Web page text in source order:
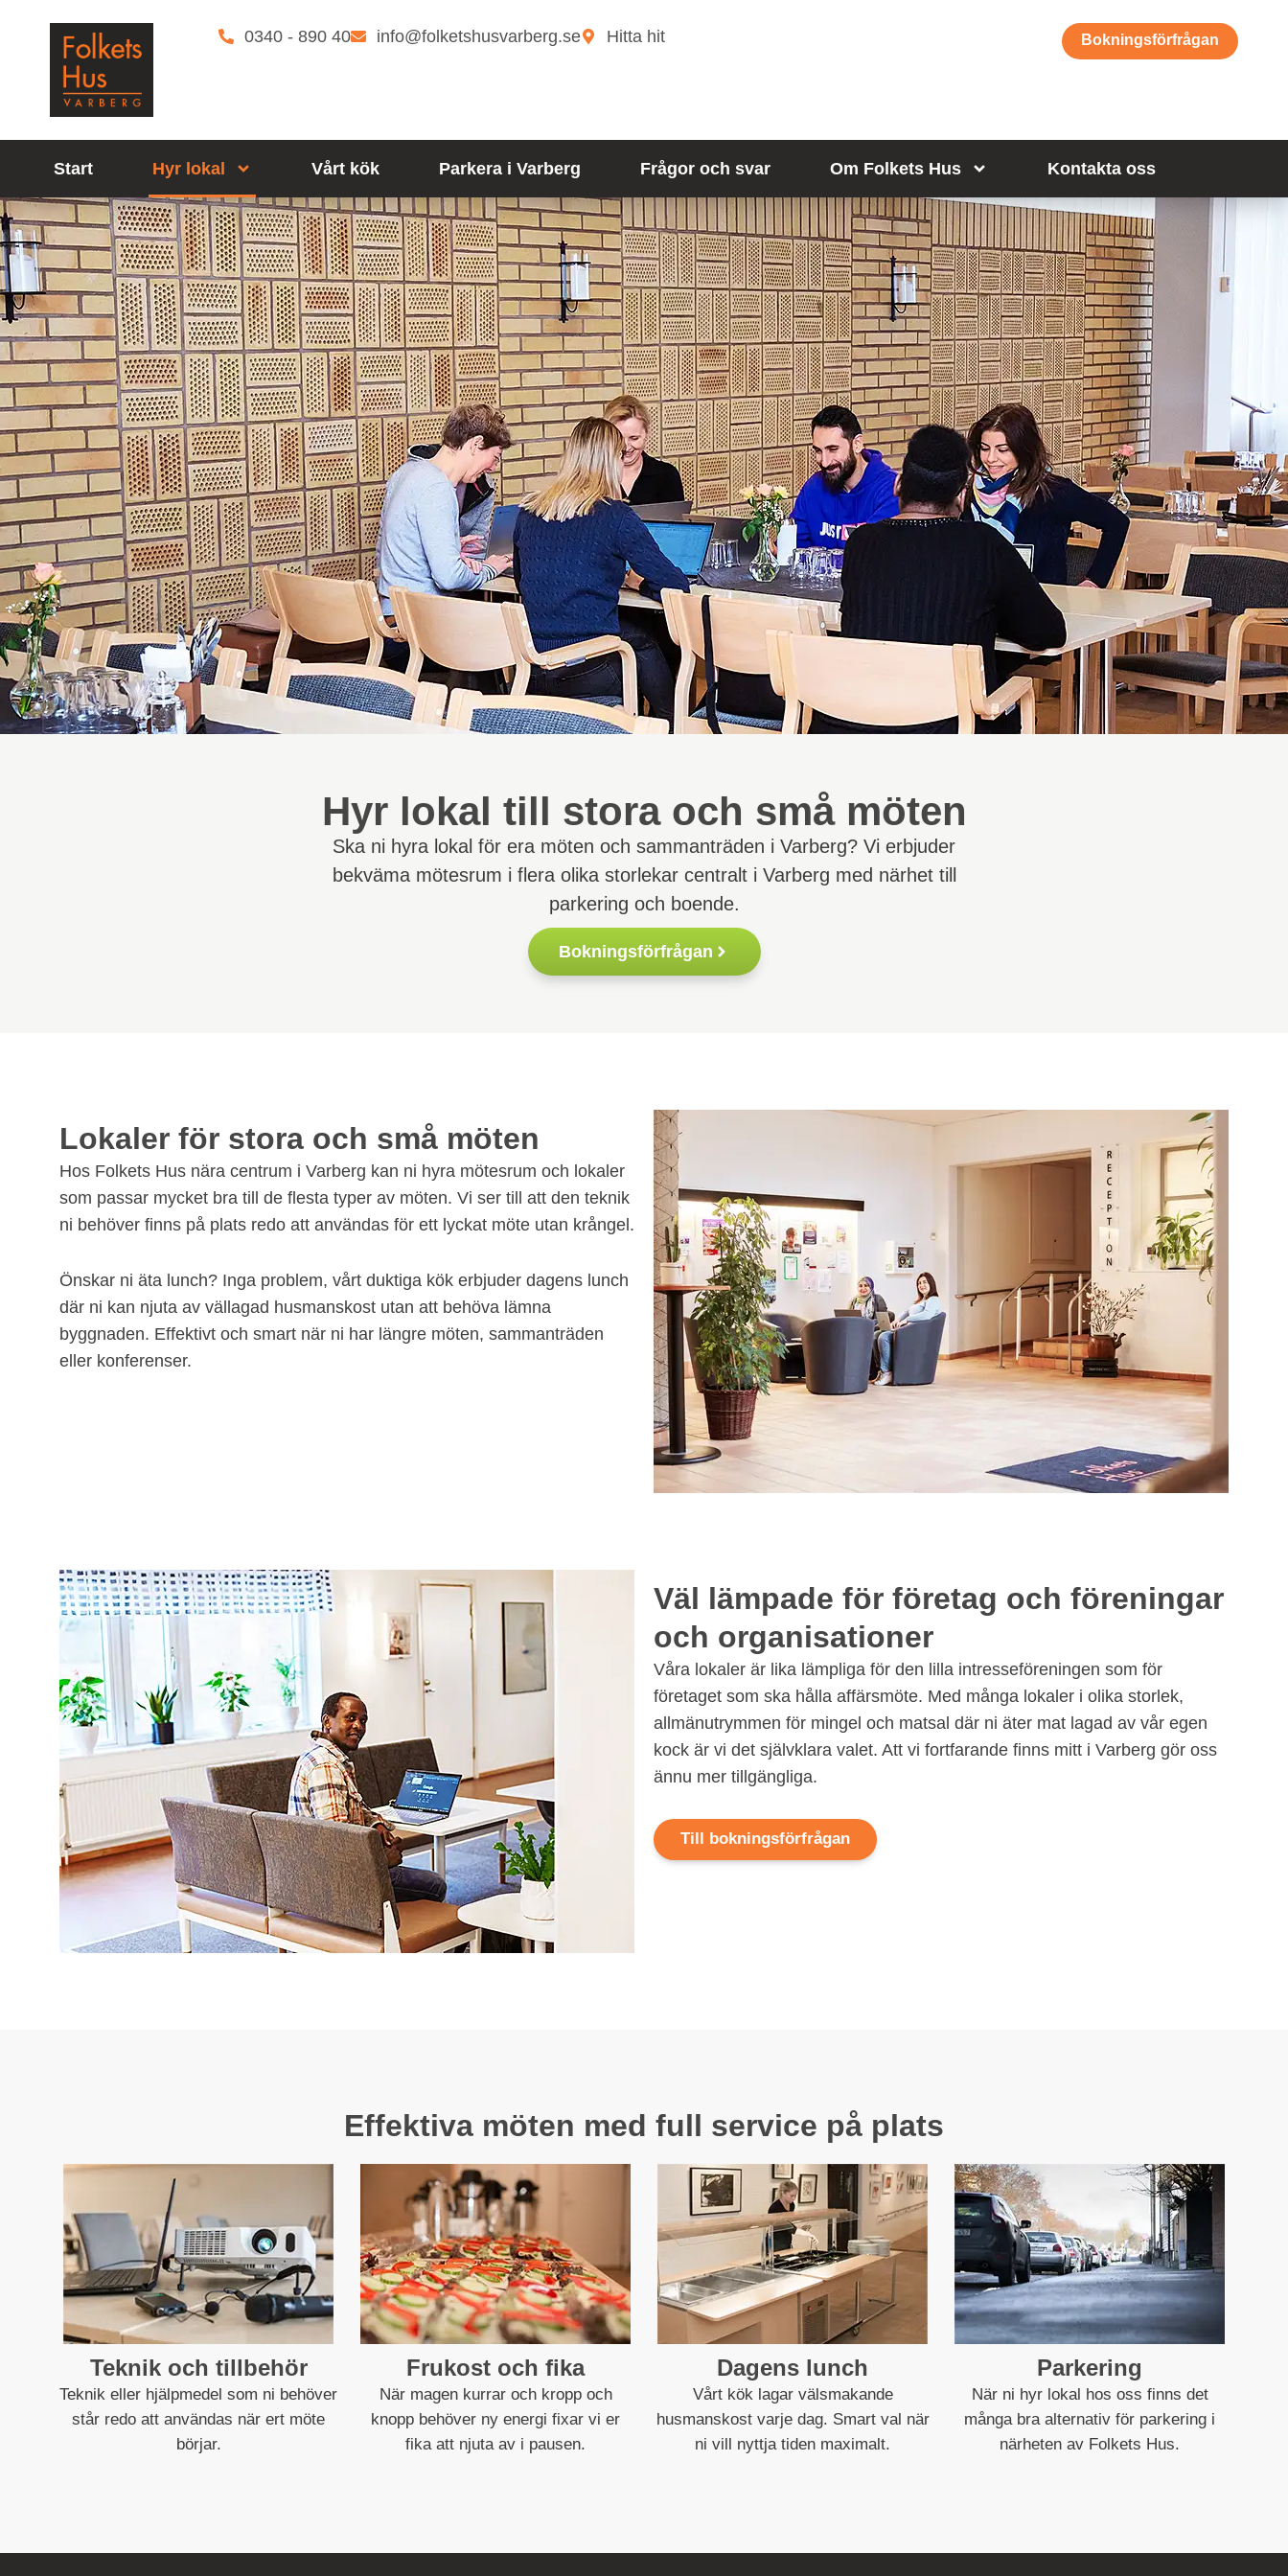
0340 - 890 40 info@folketshusvarberg.se Hitta hit Bokningsförfrågan
Start Hyr lokal Vårt kök Parkera i Varberg Frågor och svar Om Folkets Hus Kontakta oss
Hyr lokal till stora och små möten
Ska ni hyra lokal för era möten och sammanträden i Varberg? Vi erbjuder
bekväma mötesrum i flera olika storlekar centralt i Varberg med närhet till
parkering och boende.
Bokningsförfrågan
Lokaler för stora och små möten
Hos Folkets Hus nära centrum i Varberg kan ni hyra mötesrum och lokaler
som passar mycket bra till de flesta typer av möten. Vi ser till att den teknik
ni behöver finns på plats redo att användas för ett lyckat möte utan krångel.
Önskar ni äta lunch? Inga problem, vårt duktiga kök erbjuder dagens lunch
där ni kan njuta av vällagad husmanskost utan att behöva lämna
byggnaden. Effektivt och smart när ni har längre möten, sammanträden
eller konferenser.
Väl lämpade för företag och föreningar
och organisationer
Våra lokaler är lika lämpliga för den lilla intresseföreningen som för
företaget som ska hålla affärsmöte. Med många lokaler i olika storlek,
allmänutrymmen för mingel och matsal där ni äter mat lagad av vår egen
kock är vi det självklara valet. Att vi fortfarande finns mitt i Varberg gör oss
ännu mer tillgängliga.
Till bokningsförfrågan
Effektiva möten med full service på plats
Teknik och tillbehör
Teknik eller hjälpmedel som ni behöver
står redo att användas när ert möte
börjar.
Frukost och fika
När magen kurrar och kropp och
knopp behöver ny energi fixar vi er
fika att njuta av i pausen.
Dagens lunch
Vårt kök lagar välsmakande
husmanskost varje dag. Smart val när
ni vill nyttja tiden maximalt.
Parkering
När ni hyr lokal hos oss finns det
många bra alternativ för parkering i
närheten av Folkets Hus.